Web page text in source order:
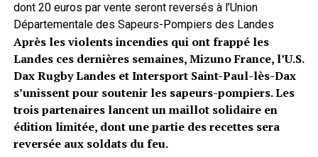
dont 20 euros par vente seront reversés à l’Union
Départementale des Sapeurs-Pompiers des Landes
Après les violents incendies qui ont frappé les
Landes ces dernières semaines, Mizuno France, l’U.S.
Dax Rugby Landes et Intersport Saint-Paul-lès-Dax
s’unissent pour soutenir les sapeurs-pompiers. Les
trois partenaires lancent un maillot solidaire en
édition limitée, dont une partie des recettes sera
reversée aux soldats du feu.